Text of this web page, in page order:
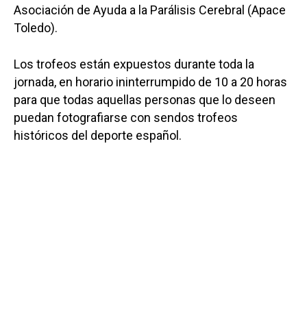
Asociación de Ayuda a la Parálisis Cerebral (Apace
Toledo).
Los trofeos están expuestos durante toda la
jornada, en horario ininterrumpido de 10 a 20 horas
para que todas aquellas personas que lo deseen
puedan fotografiarse con sendos trofeos
históricos del deporte español.